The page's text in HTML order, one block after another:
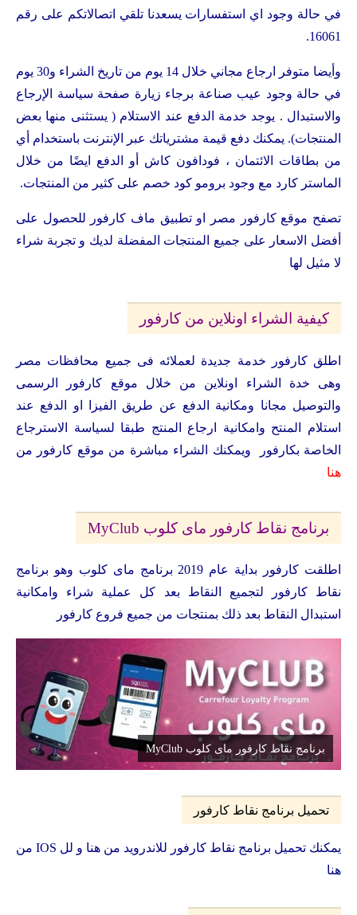
في حالة وجود اي استفسارات يسعدنا تلقي اتصالاتكم على رقم
16061.
وأيضا متوفر ارجاع مجاني خلال 14 يوم من تاريخ الشراء و30 يوم
في حالة وجود عيب صناعة برجاء زيارة صفحة سياسة الإرجاع
والاستبدال . يوجد خدمة الدفع عند الاستلام ( يستثنى منها بعض
المنتجات). يمكنك دفع قيمة مشترياتك عبر الإنترنت باستخدام أي
من بطاقات الائتمان ، فودافون كاش أو الدفع ايضًا من خلال
الماستر كارد مع وجود برومو كود خصم على كثير من المنتجات.
تصفح موقع كارفور مصر او تطبيق ماف كارفور للحصول على
أفضل الاسعار على جميع المنتجات المفضلة لديك و تجربة شراء
لا مثيل لها
كيفية الشراء اونلاين من كارفور
اطلق كارفور خدمة جديدة لعملائه فى جميع محافظات مصر
وهى خدة الشراء اونلاين من خلال موقع كارفور الرسمى
والتوصيل مجانا ومكانية الدفع عن طريق الفيزا او الدفع عند
استلام المنتح وامكانية ارجاع المنتج طبقا لسياسة الاسترجاع
الخاصة بكارفور ويمكنك الشراء مباشرة من موقع كارفور من
هنا
برنامج نقاط كارفور ماى كلوب MyClub
اطلقت كارفور بداية عام 2019 برنامج ماى كلوب وهو برنامج
نقاط كارفور لتجميع النقاط بعد كل عملية شراء وامكانية
استبدال النقاط بعد ذلك بمنتجات من جميع فروع كارفور
برنامج نقاط كارفور ماى كلوب MyClub
تحميل برنامج نقاط كارفور
يمكنك تحميل برنامج نقاط كارفور للاندرويد من هنا و لل IOS من
هنا